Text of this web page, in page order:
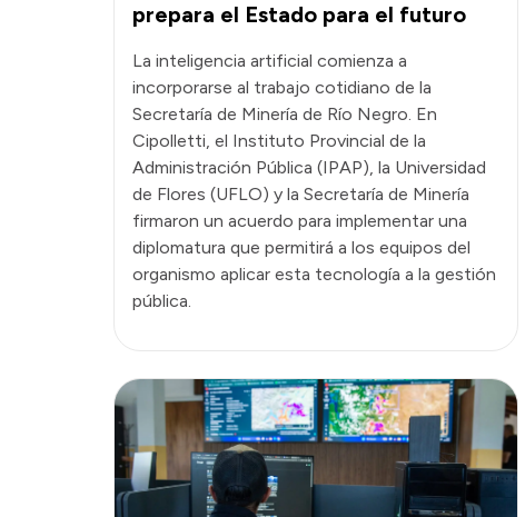
prepara el Estado para el futuro
La inteligencia artificial comienza a
incorporarse al trabajo cotidiano de la
Secretaría de Minería de Río Negro. En
Cipolletti, el Instituto Provincial de la
Administración Pública (IPAP), la Universidad
de Flores (UFLO) y la Secretaría de Minería
firmaron un acuerdo para implementar una
diplomatura que permitirá a los equipos del
organismo aplicar esta tecnología a la gestión
pública.